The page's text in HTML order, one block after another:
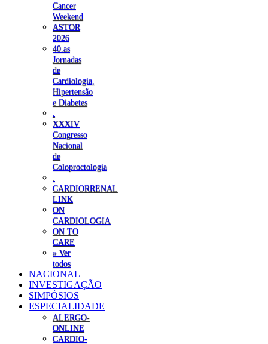
Cancer
Weekend
ASTOR
2026
40.as
Jornadas
de
Cardiologia,
Hipertensão
e Diabetes
XXXIV
Congresso
Nacional
de
Coloproctologia
CARDIORRENAL
LINK
ON
CARDIOLOGIA
ON TO
CARE
» Ver
todos
NACIONAL
INVESTIGAÇÃO
SIMPÓSIOS
ESPECIALIDADE
ALERGO-
ONLINE
CARDIO-